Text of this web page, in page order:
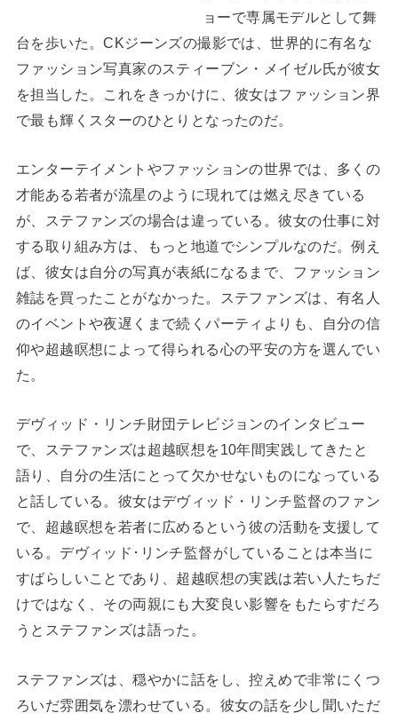
ョーで専属モデルとして舞
台を歩いた。CKジーンズの撮影では、世界的に有名な
ファッション写真家のスティーブン・メイゼル氏が彼女
を担当した。これをきっかけに、彼女はファッション界
で最も輝くスターのひとりとなったのだ。
エンターテイメントやファッションの世界では、多くの
才能ある若者が流星のように現れては燃え尽きている
が、ステファンズの場合は違っている。彼女の仕事に対
する取り組み方は、もっと地道でシンプルなのだ。例え
ば、彼女は自分の写真が表紙になるまで、ファッション
雑誌を買ったことがなかった。ステファンズは、有名人
のイベントや夜遅くまで続くパーティよりも、自分の信
仰や超越瞑想によって得られる心の平安の方を選んでい
た。
デヴィッド・リンチ財団テレビジョンのインタビュー
で、ステファンズは超越瞑想を10年間実践してきたと
語り、自分の生活にとって欠かせないものになっている
と話している。彼女はデヴィッド・リンチ監督のファン
で、超越瞑想を若者に広めるという彼の活動を支援して
いる。デヴィッド･リンチ監督がしていることは本当に
すばらしいことであり、超越瞑想の実践は若い人たちだ
けではなく、その両親にも大変良い影響をもたらすだろ
うとステファンズは語った。
ステファンズは、穏やかに話をし、控えめで非常にくつ
ろいだ雰囲気を漂わせている。彼女の話を少し聞いただ